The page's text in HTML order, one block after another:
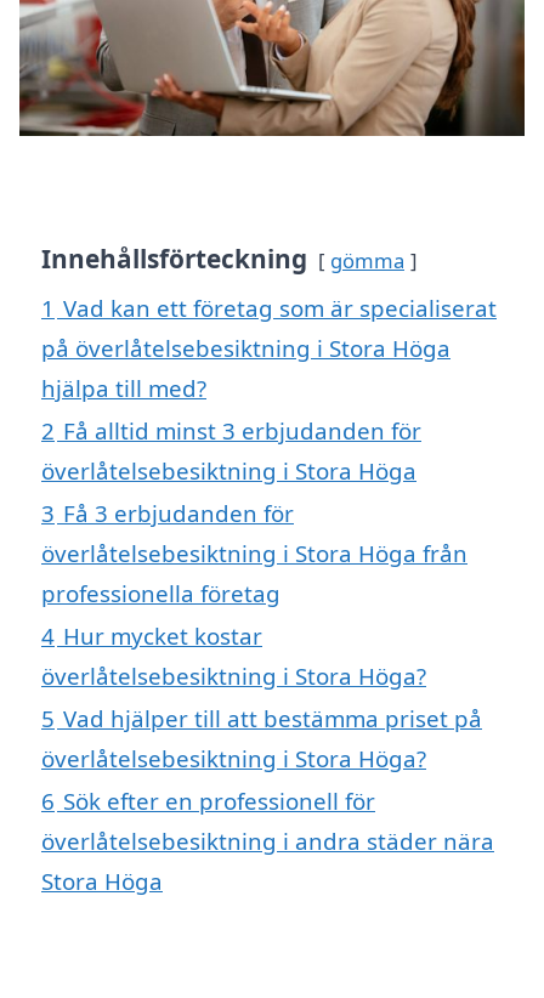
Innehållsförteckning gömma
1 Vad kan ett företag som är specialiserat
på överlåtelsebesiktning i Stora Höga
hjälpa till med?
2 Få alltid minst 3 erbjudanden för
överlåtelsebesiktning i Stora Höga
3 Få 3 erbjudanden för
överlåtelsebesiktning i Stora Höga från
professionella företag
4 Hur mycket kostar
överlåtelsebesiktning i Stora Höga?
5 Vad hjälper till att bestämma priset på
överlåtelsebesiktning i Stora Höga?
6 Sök efter en professionell för
överlåtelsebesiktning i andra städer nära
Stora Höga